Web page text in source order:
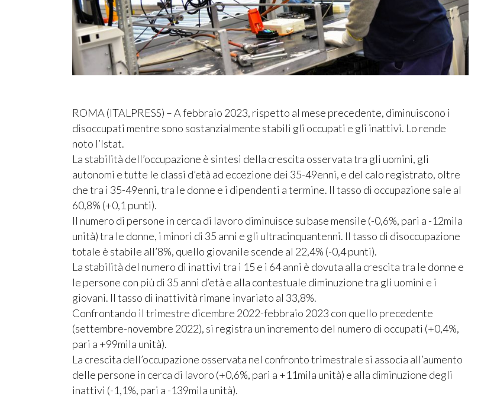
ROMA (ITALPRESS) – A febbraio 2023, rispetto al mese precedente, diminuiscono i
disoccupati mentre sono sostanzialmente stabili gli occupati e gli inattivi. Lo rende
noto l’Istat.
La stabilità dell’occupazione è sintesi della crescita osservata tra gli uomini, gli
autonomi e tutte le classi d’età ad eccezione dei 35-49enni, e del calo registrato, oltre
che tra i 35-49enni, tra le donne e i dipendenti a termine. Il tasso di occupazione sale al
60,8% (+0,1 punti).
Il numero di persone in cerca di lavoro diminuisce su base mensile (-0,6%, pari a -12mila
unità) tra le donne, i minori di 35 anni e gli ultracinquantenni. Il tasso di disoccupazione
totale è stabile all’8%, quello giovanile scende al 22,4% (-0,4 punti).
La stabilità del numero di inattivi tra i 15 e i 64 anni è dovuta alla crescita tra le donne e
le persone con più di 35 anni d’età e alla contestuale diminuzione tra gli uomini e i
giovani. Il tasso di inattività rimane invariato al 33,8%.
Confrontando il trimestre dicembre 2022-febbraio 2023 con quello precedente
(settembre-novembre 2022), si registra un incremento del numero di occupati (+0,4%,
pari a +99mila unità).
La crescita dell’occupazione osservata nel confronto trimestrale si associa all’aumento
delle persone in cerca di lavoro (+0,6%, pari a +11mila unità) e alla diminuzione degli
inattivi (-1,1%, pari a -139mila unità).